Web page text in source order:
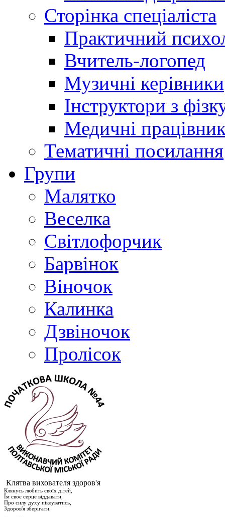
Сторінка спеціаліста
Практичний
Вчитель-логопед
Музичні керівники
Інструктори з
Медичні
Тематичні посилання
Групи
Малятко
Веселка
Світлофорчик
Барвінок
Віночок
Калинка
Дзвіночок
Пролісок
Клятва вихователя здоров'я
Клянусь любить своїх дітей,
Їм своє серце віддавати,
Про силу духу піклуватись,
Здоров′я зберігати.